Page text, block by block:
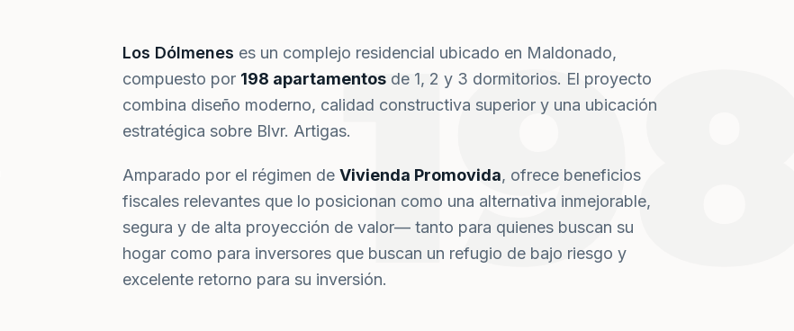
Los Dólmenes es un complejo residencial ubicado en Maldonado,
compuesto por 198 apartamentos de 1, 2 y 3 dormitorios. El proyecto
combina diseño moderno, calidad constructiva superior y una ubicación
estratégica sobre Blvr. Artigas.
Amparado por el régimen de Vivienda Promovida, ofrece beneficios
fiscales relevantes que lo posicionan como una alternativa inmejorable,
segura y de alta proyección de valor— tanto para quienes buscan su
hogar como para inversores que buscan un refugio de bajo riesgo y
excelente retorno para su inversión.